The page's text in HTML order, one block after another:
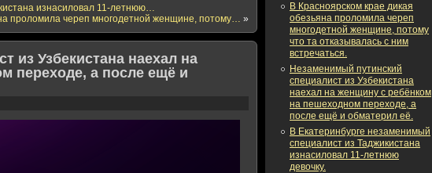
изнасиловал 11-летнюю…
проломила череп многодетной женщине, потому… »
из Узбекистана наехал на
переходе, а после ещё и
В Красноярском крае дикая
обезьяна проломила череп
многодетной женщине, потому
что та отказывалась с ним
встречаться.
Незаменимый путинский
специалист из Узбекистана
наехал на женщину с ребёнком
на пешеходном переходе, а
после ещё и обматерил её.
В Екатеринбурге незаменимый
специалист из Таджикистана
изнасиловал 11-летнюю
девочку.